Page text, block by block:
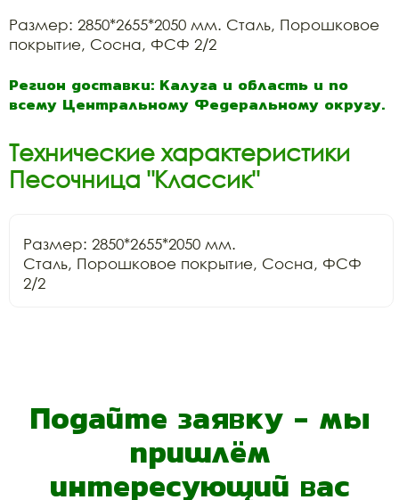
Размер: 2850*2655*2050 мм. Сталь, Порошковое
покрытие, Сосна, ФСФ 2/2
Регион доставки: Калуга и область и по
всему Центральному Федеральному округу.
Технические характеристики
Песочница "Классик"
Размер: 2850*2655*2050 мм.
Сталь, Порошковое покрытие, Сосна, ФСФ
2/2
Подайте заявку - мы
пришлём
интересующий вас